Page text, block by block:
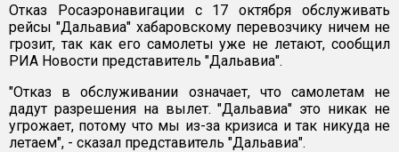
Отказ Росаэронавигации с 17 октября обслуживать
рейсы "Дальавиа" хабаровскому перевозчику ничем не
грозит, так как его самолеты уже не летают, сообщил
РИА Новости представитель "Дальавиа".
"Отказ в обслуживании означает, что самолетам не
дадут разрешения на вылет. "Дальавиа" это никак не
угрожает, потому что мы из-за кризиса и так никуда не
летаем", - сказал представитель "Дальавиа".